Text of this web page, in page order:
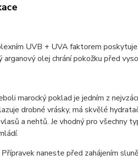
UVB + UVA faktorem
arganový olej chrání pokožku před
marocký poklad je jedním z
drobné vrásky, má skvělé
a nehtů. Je vhodný pro všechny
Přípravek naneste před zahájením